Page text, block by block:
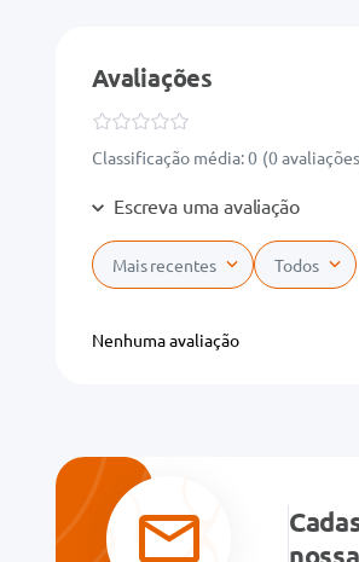
Avaliações
Classificação média: 0 (0
Escreva uma avaliação
Adicionar avaliação
Avalie o produto de 1 a 5
★★★
Seu nome
Mais recentes Todos
Nenhuma avaliação